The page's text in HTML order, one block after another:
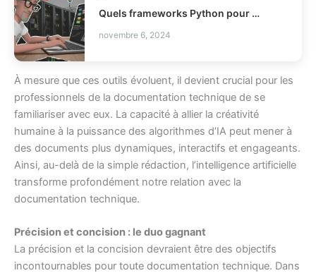
Quels frameworks Python pour agents IA locaux ?
novembre 6, 2024
À mesure que ces outils évoluent, il devient crucial pour les
professionnels de la documentation technique de se
familiariser avec eux. La capacité à allier la créativité
humaine à la puissance des algorithmes d’IA peut mener à
des documents plus dynamiques, interactifs et engageants.
Ainsi, au-delà de la simple rédaction, l’intelligence artificielle
transforme profondément notre relation avec la
documentation technique.
Précision et concision : le duo gagnant
La précision et la concision devraient être des objectifs
incontournables pour toute documentation technique. Dans